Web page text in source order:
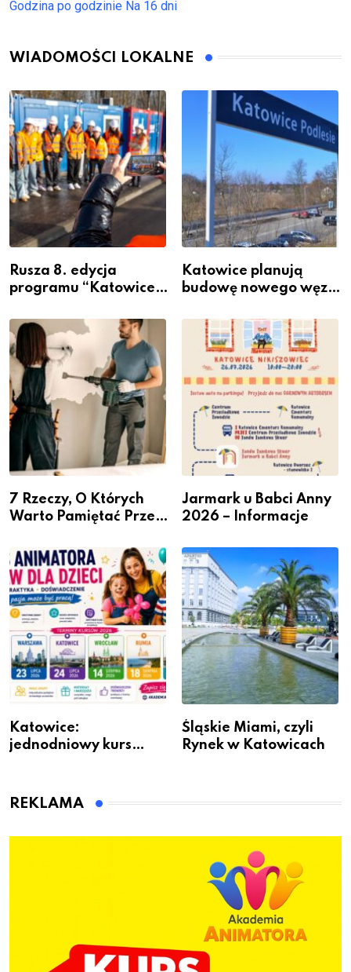
Godzina po godzinie Na 16 dni
WIADOMOŚCI LOKALNE
Rusza 8. edycja
programu “Katowice
– nabór dla
przedsiębiorców
Katowice planują
budowę nowego węzła
Podlesiu
7 Rzeczy, O Których
Warto Pamiętać Przed
Jarmark u Babci Anny
2026 – Informacje
Katowice:
jednodniowy kurs
dzieci
Śląskie Miami, czyli
Rynek w Katowicach
REKLAMA